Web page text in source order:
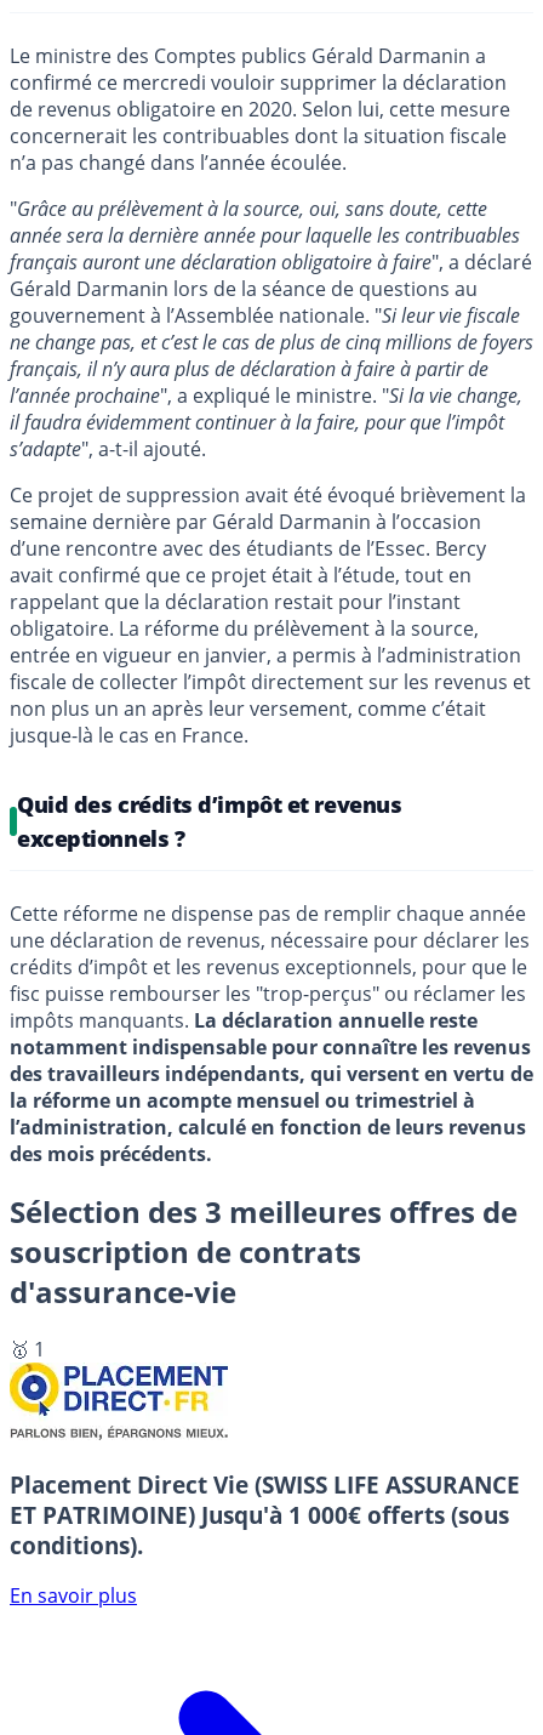
Le ministre des Comptes publics Gérald Darmanin a
confirmé ce mercredi vouloir supprimer la déclaration
de revenus obligatoire en 2020. Selon lui, cette mesure
concernerait les contribuables dont la situation fiscale
n’a pas changé dans l’année écoulée.
"Grâce au prélèvement à la source, oui, sans doute, cette
année sera la dernière année pour laquelle les contribuables
français auront une déclaration obligatoire à faire", a déclaré
Gérald Darmanin lors de la séance de questions au
gouvernement à l’Assemblée nationale. "Si leur vie fiscale
ne change pas, et c’est le cas de plus de cinq millions de foyers
français, il n’y aura plus de déclaration à faire à partir de
l’année prochaine", a expliqué le ministre. "Si la vie change,
il faudra évidemment continuer à la faire, pour que l’impôt
s’adapte", a-t-il ajouté.
Ce projet de suppression avait été évoqué brièvement la
semaine dernière par Gérald Darmanin à l’occasion
d’une rencontre avec des étudiants de l’Essec. Bercy
avait confirmé que ce projet était à l’étude, tout en
rappelant que la déclaration restait pour l’instant
obligatoire. La réforme du prélèvement à la source,
entrée en vigueur en janvier, a permis à l’administration
fiscale de collecter l’impôt directement sur les revenus et
non plus un an après leur versement, comme c’était
jusque-là le cas en France.
Quid des crédits d’impôt et revenus
exceptionnels ?
Cette réforme ne dispense pas de remplir chaque année
une déclaration de revenus, nécessaire pour déclarer les
crédits d’impôt et les revenus exceptionnels, pour que le
fisc puisse rembourser les "trop-perçus" ou réclamer les
impôts manquants. La déclaration annuelle reste
notamment indispensable pour connaître les revenus
des travailleurs indépendants, qui versent en vertu de
la réforme un acompte mensuel ou trimestriel à
l’administration, calculé en fonction de leurs revenus
des mois précédents.
Sélection des 3 meilleures offres de
souscription de contrats
d'assurance-vie
🥇 1
Placement Direct Vie (SWISS LIFE ASSURANCE
ET PATRIMOINE) Jusqu'à 1 000€ offerts (sous
conditions).
En savoir plus